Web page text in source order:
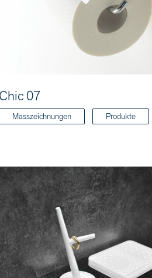
Chic 07
Masszeichnungen Produkte